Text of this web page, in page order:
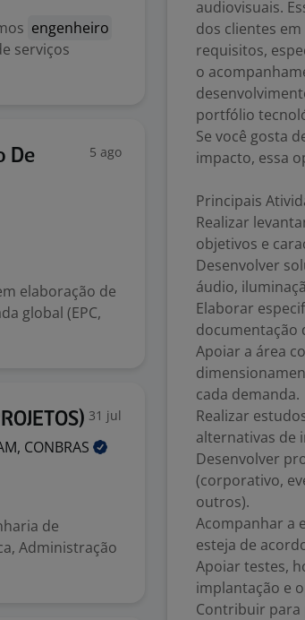
engenheiro
serviços
De
5 ago
elaboração de
global (EPC,
31 jul
CONBRAS
de
Administração
audiovisuais.
dos clientes
requisitos,
o
portfólio
Se você gosta
impacto, essa
Principais
Realizar
objetivos e
Desenvolver
áudio,
Elaborar
documentação
Apoiar a área
cada demanda.
Realizar
alternativas de
Desenvolver
(corporativo,
outros).
Acompanhar a
esteja de
Apoiar testes,
implantação e
Contribuir para